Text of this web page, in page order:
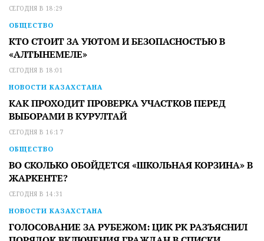
СЕГОДНЯ В 18:29
ОБЩЕСТВО
КТО СТОИТ ЗА УЮТОМ И БЕЗОПАСНОСТЬЮ В
«АЛТЫНЕМЕЛЕ»
СЕГОДНЯ В 18:01
НОВОСТИ КАЗАХСТАНА
КАК ПРОХОДИТ ПРОВЕРКА УЧАСТКОВ ПЕРЕД
ВЫБОРАМИ В КУРУЛТАЙ
СЕГОДНЯ В 16:17
ОБЩЕСТВО
ВО СКОЛЬКО ОБОЙДЕТСЯ «ШКОЛЬНАЯ КОРЗИНА» В
ЖАРКЕНТЕ?
СЕГОДНЯ В 14:31
НОВОСТИ КАЗАХСТАНА
ГОЛОСОВАНИЕ ЗА РУБЕЖОМ: ЦИК РК РАЗЪЯСНИЛ